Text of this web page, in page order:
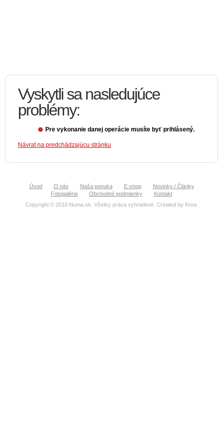
Vyskytli sa nasledujúce
problémy:
Pre vykonanie danej operácie musíte byť prihlásený.
Návrat na predchádzajúcu stránku
Úvod O nás Naša ponuka E-shop
Novinky / Články
Fotogaléria
Obchodné podmienky
Kontakt
Copyright © 2010 Numa.sk. Všetky práva vyhradené. Created by Krea.